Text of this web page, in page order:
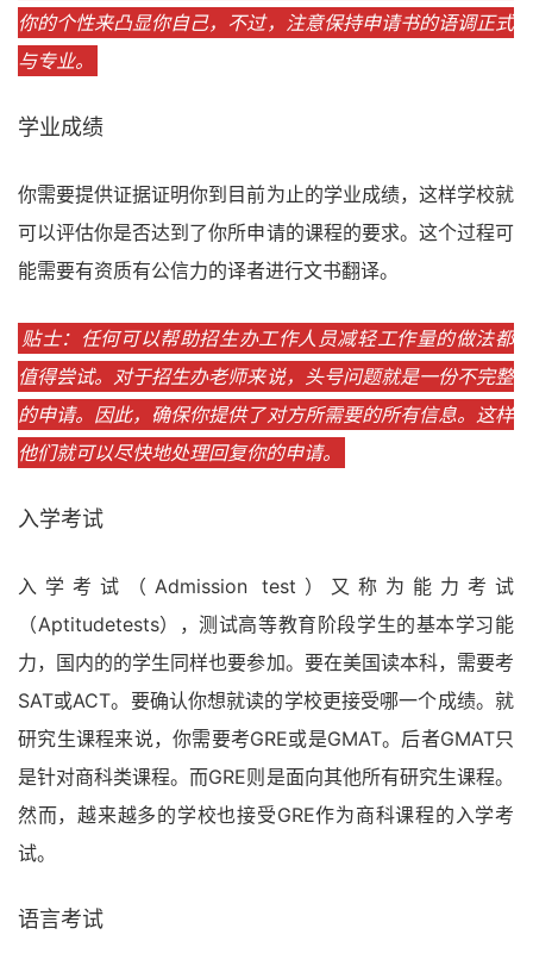
你的个性来凸显你自己，不过，注意保持申请书的语调正式
与专业。
学业成绩
你需要提供证据证明你到目前为止的学业成绩，这样学校就
可以评估你是否达到了你所申请的课程的要求。这个过程可
能需要有资质有公信力的译者进行文书翻译。
贴士：任何可以帮助招生办工作人员减轻工作量的做法都
值得尝试。对于招生办老师来说，头号问题就是一份不完整
的申请。因此，确保你提供了对方所需要的所有信息。这样
他们就可以尽快地处理回复你的申请。
入学考试
入学考试（Admission test）又称为能力考试
（Aptitudetests），测试高等教育阶段学生的基本学习能
力，国内的的学生同样也要参加。要在美国读本科，需要考
SAT或ACT。要确认你想就读的学校更接受哪一个成绩。就
研究生课程来说，你需要考GRE或是GMAT。后者GMAT只
是针对商科类课程。而GRE则是面向其他所有研究生课程。
然而，越来越多的学校也接受GRE作为商科课程的入学考
试。
语言考试